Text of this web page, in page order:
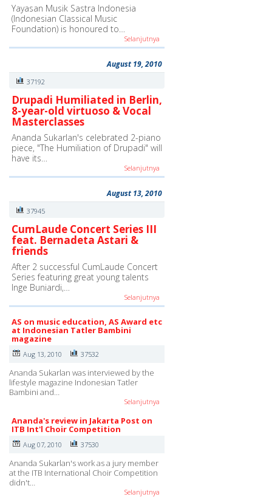
Yayasan Musik Sastra Indonesia
(Indonesian Classical Music
Foundation) is honoured to…
Selanjutnya
August 19, 2010
37192
Drupadi Humiliated in Berlin,
8-year-old virtuoso & Vocal
Masterclasses
Ananda Sukarlan's celebrated 2-piano
piece, "The Humiliation of Drupadi" will
have its…
Selanjutnya
August 13, 2010
37945
CumLaude Concert Series III
feat. Bernadeta Astari &
friends
After 2 successful CumLaude Concert
Series featuring great young talents
Inge Buniardi,…
Selanjutnya
AS on music education, AS Award etc
at Indonesian Tatler Bambini
magazine
Aug 13, 2010 37532
Ananda Sukarlan was interviewed by the
lifestyle magazine Indonesian Tatler
Bambini and…
Selanjutnya
Ananda's review in Jakarta Post on
ITB Int'l Choir Competition
Aug 07, 2010 37530
Ananda Sukarlan's work as a jury member
at the ITB International Choir Competition
didn't…
Selanjutnya